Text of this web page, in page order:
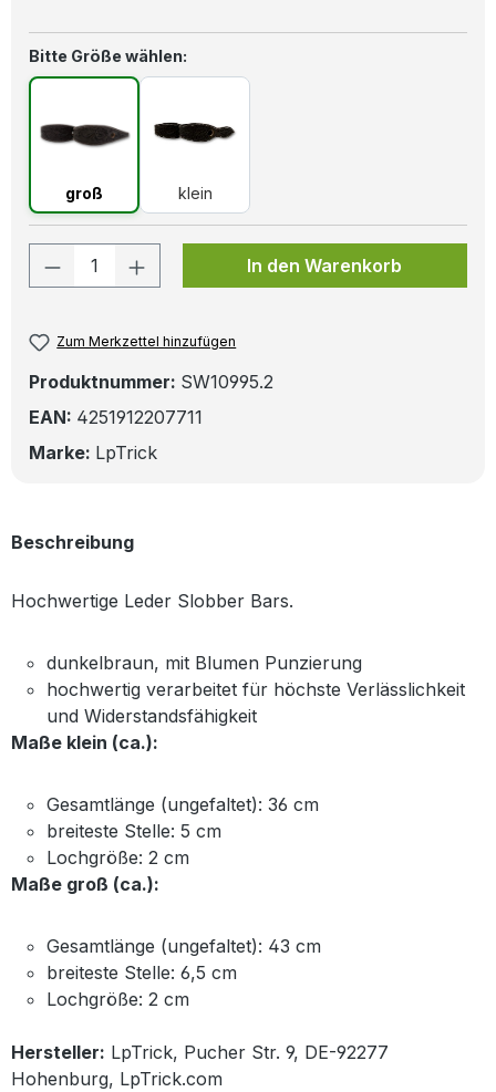
Bitte Größe wählen:
groß
groß
klein
Produkt Anzahl: Gib den
In den Warenkorb
Zum Merkzettel hinzufügen
Produktnummer: SW10995.2
EAN: 4251912207711
Marke: LpTrick
Beschreibung
Hochwertige Leder Slobber Bars.
dunkelbraun, mit Blumen Punzierung
hochwertig verarbeitet für höchste Verlässlichkeit
und Widerstandsfähigkeit
Maße klein (ca.):
Gesamtlänge (ungefaltet): 36 cm
breiteste Stelle: 5 cm
Lochgröße: 2 cm
Maße groß (ca.):
Gesamtlänge (ungefaltet): 43 cm
breiteste Stelle: 6,5 cm
Lochgröße: 2 cm
Hersteller: LpTrick, Pucher Str. 9, DE-92277
Hohenburg, LpTrick.com